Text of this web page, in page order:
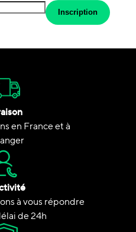
:
Inscription
en France et à
à vous répondre
de 24h